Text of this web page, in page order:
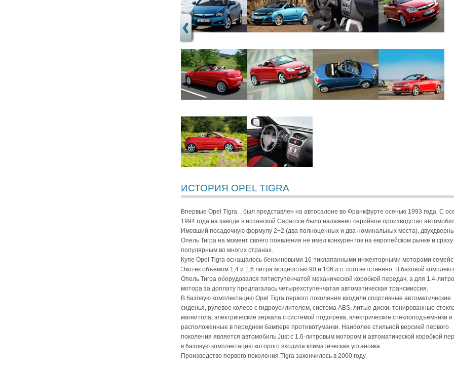
ИСТОРИЯ OPEL TIGRA
Впервые Opel Tigra, , был представлен на автосалоне во Франкфурте осенью 1993 года. С
1994 года на заводе в испанской Сарагосе было налажено серийное производство
Имевший посадочную формулу 2+2 (два полноценных и два номинальных места),
Опель Тигра на момент своего появления не имел конкурентов на европейском рынке и сразу
популярным во многих странах.
Купе Opel Tigra оснащалось бензиновыми 16-тиклапанными инжекторными моторами
Экотек объемом 1,4 и 1,6 литра мощностью 90 и 106 л.с. соответственно. В базовой
Опель Тигра оборудовался пятиступенчатой механической коробкой передач, а для 1,4-
мотора за доплату предлагалась четырехступенчатая автоматическая трансмиссия.
В базовую комплектацию Opel Tigra первого поколения входили спортивные автоматические
сиденья, рулевое колесо с гидроусилителем, система ABS, литые диски, тонированные
магнитола, электрические зеркала с системой подогрева, электрические стеклоподъемники и
расположенные в переднем бампере противотуманки. Наиболее стильной версией первого
поколения является автомобиль Just с 1.6-литровым мотором и автоматической коробкой
в базовую комплектацию которого входила климатическая установка.
Производство первого поколения Tigra закончилось в 2000 году.